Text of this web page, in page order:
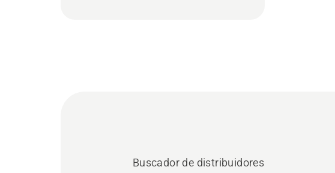
Buscador de distribuidores